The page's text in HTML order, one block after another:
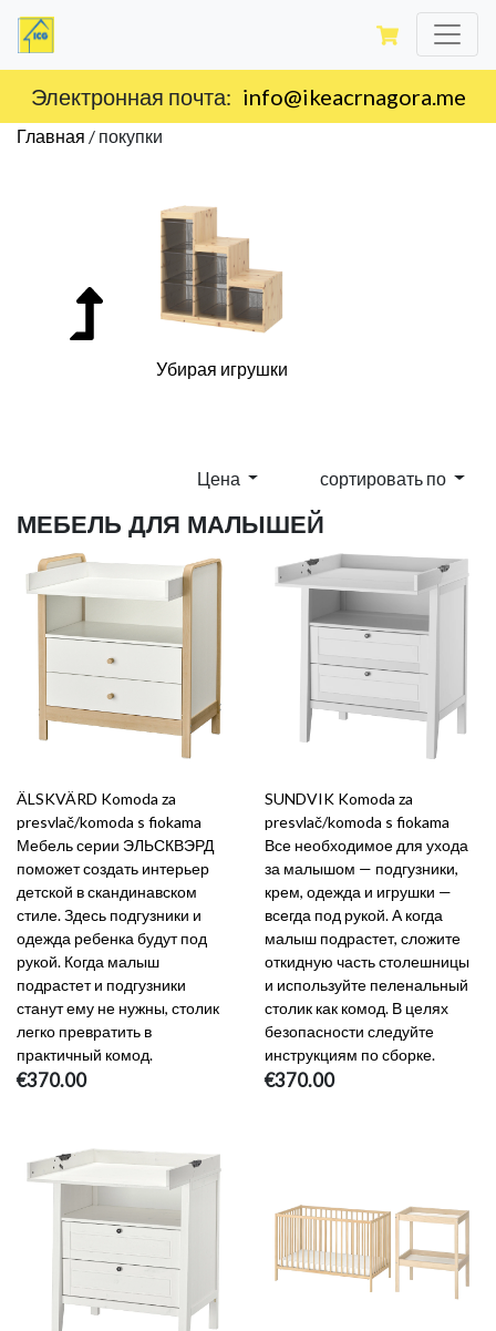
Доставка по территории Черногории.
Главная / покупки
Убирая игрушки
Цена сортировать по
МЕБЕЛЬ ДЛЯ МАЛЫШЕЙ
ÄLSKVÄRD Komoda za
presvlač/komoda s fiokama
Мебель серии ЭЛЬСКВЭРД
поможет создать интерьер
детской в скандинавском
стиле. Здесь подгузники и
одежда ребенка будут под
рукой. Когда малыш
подрастет и подгузники
станут ему не нужны, столик
легко превратить в
практичный комод.
€370.00
SUNDVIK Komoda za
presvlač/komoda s fiokama
Все необходимое для ухода
за малышом — подгузники,
крем, одежда и игрушки —
всегда под рукой. А когда
малыш подрастет, сложите
откидную часть столешницы
и используйте пеленальный
столик как комод. В целях
безопасности следуйте
инструкциям по сборке.
€370.00